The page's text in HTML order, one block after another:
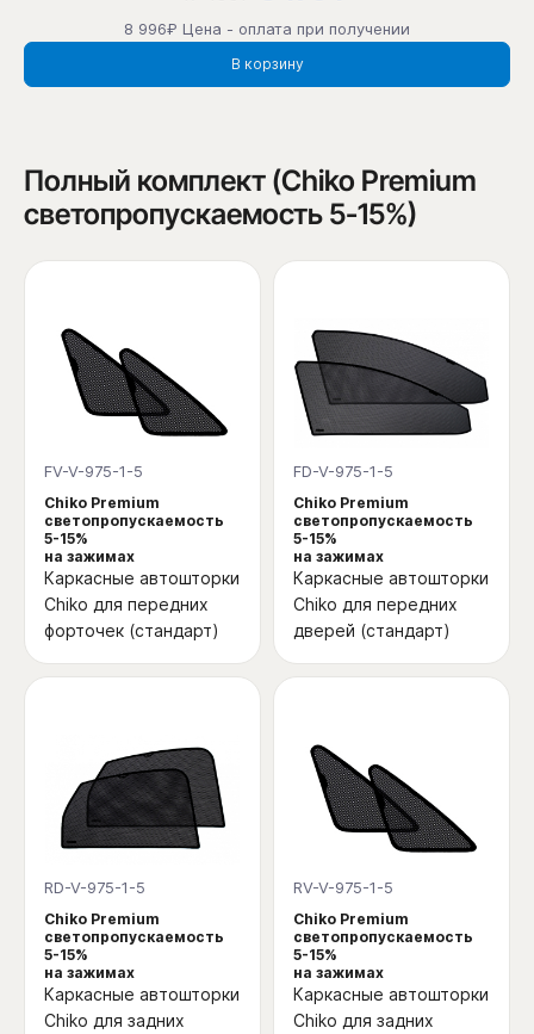
8 996₽ Цена - оплата при получении
В корзину
Полный комплект (Chiko Premium
светопропускаемость 5-15%)
FV-V-975-1-5
Chiko Premium
светопропускаемость
5-15%
на зажимах
Каркасные автошторки
Chiko для передних
форточек (стандарт)
FD-V-975-1-5
Chiko Premium
светопропускаемость
5-15%
на зажимах
Каркасные автошторки
Chiko для передних
дверей (стандарт)
RD-V-975-1-5
Chiko Premium
светопропускаемость
5-15%
на зажимах
Каркасные автошторки
Chiko для задних
RV-V-975-1-5
Chiko Premium
светопропускаемость
5-15%
на зажимах
Каркасные автошторки
Chiko для задних